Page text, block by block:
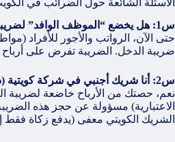
س1: هل يخضع “الموظف الوافد” لضريبة الدخل في الكويت؟
حتى الآن، الرواتب والأجور للأفراد
ضريبة الدخل. الضريبة تفرض على
س2: أنا شريك أجنبي في شركة كويتية (ذ.م.م)، هل أدفع ضريبة؟
الاعتبارية) مسؤولة عن حجز هذه
الشريك الكويتي معفى (يدفع زكاة فقط